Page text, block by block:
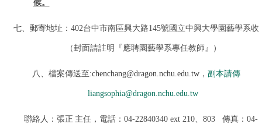
候。
七、郵寄地址：402台中市南區興大路145號國立中興大學園藝學系收
（封面請註明『應聘園藝學系專任教師』）
八、檔案傳送至 :chenchang@dragon.nchu.edu.tw ， 副本請傳
liangsophia@dragon.nchu.edu.tw
聯絡人：張正 主任，電話： 04-22840340 ext 210、 803 傳真： 04-